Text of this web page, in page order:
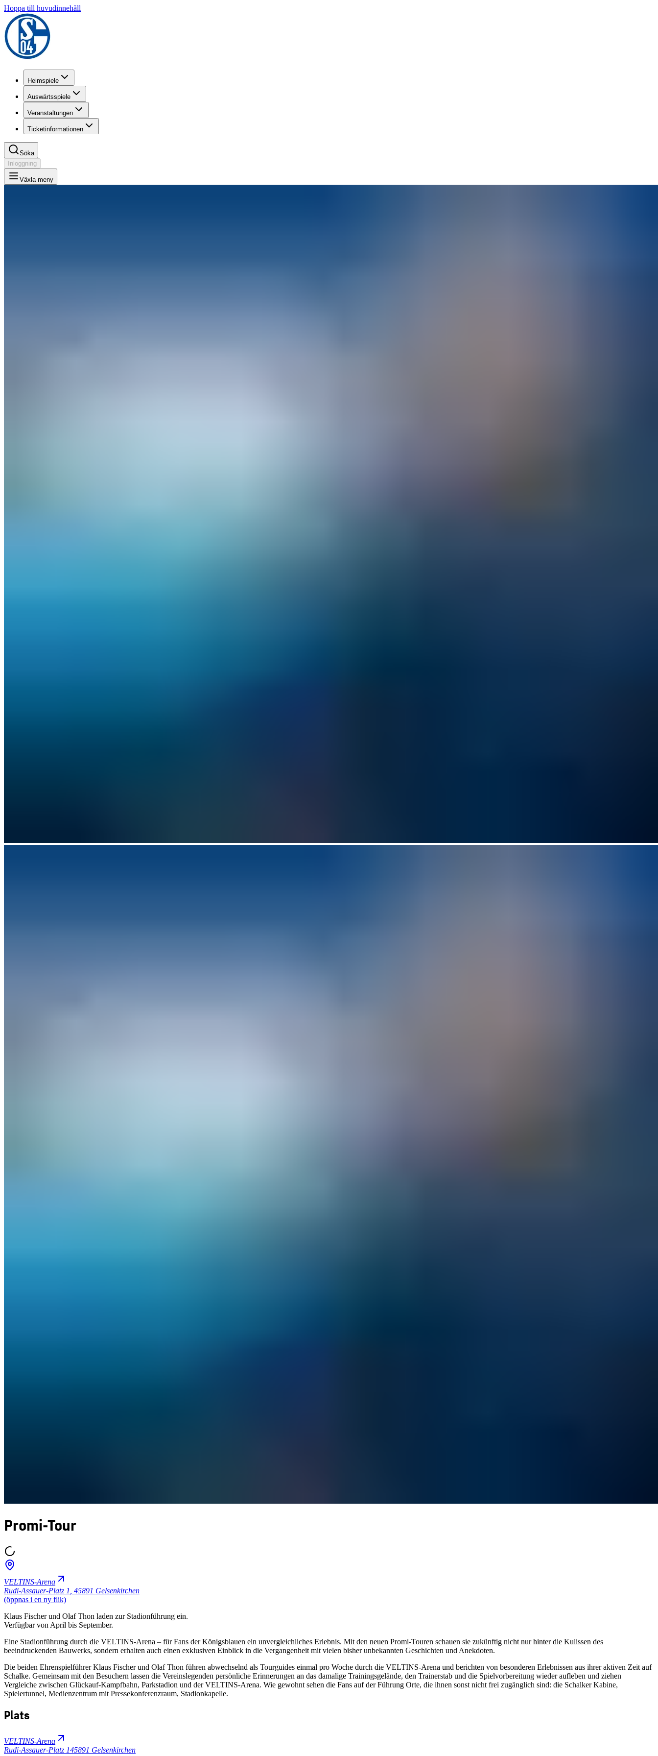
Hoppa till huvudinnehåll
Heimspiele
Auswärtsspiele
Veranstaltungen
Ticketinformationen
Söka
Inloggning
Växla meny
Promi-Tour
VELTINS-Arena
Rudi-Assauer-Platz 1 45891 Gelsenkirchen
(öppnas i en ny flik)
Klaus Fischer und Olaf Thon laden zur Stadionführung ein.
Verfügbar von April bis September.
Eine Stadionführung durch die VELTINS-Arena – für Fans der Königsblauen ein unvergleichliches Erlebnis. Mit den neuen Promi-Touren schauen sie zukünftig nicht nur hinter die Kulissen des
beeindruckenden Bauwerks, sondern erhalten auch einen exklusiven Einblick in die Vergangenheit mit vielen bisher unbekannten Geschichten und Anekdoten.
Die beiden Ehrenspielführer Klaus Fischer und Olaf Thon führen abwechselnd als Tourguides einmal pro Woche durch die VELTINS-Arena und berichten von besonderen Erlebnissen aus ihrer aktiven Zeit auf
Schalke. Gemeinsam mit den Besuchern lassen die Vereinslegenden persönliche Erinnerungen an das damalige Trainingsgelände, den Trainerstab und die Spielvorbereitung wieder aufleben und ziehen
Vergleiche zwischen Glückauf-Kampfbahn, Parkstadion und der VELTINS-Arena. Wie gewohnt sehen die Fans auf der Führung Orte, die ihnen sonst nicht frei zugänglich sind: die Schalker Kabine,
Spielertunnel, Medienzentrum mit Pressekonferenzraum, Stadionkapelle.
Plats
VELTINS-Arena
Rudi-Assauer-Platz 145891 Gelsenkirchen